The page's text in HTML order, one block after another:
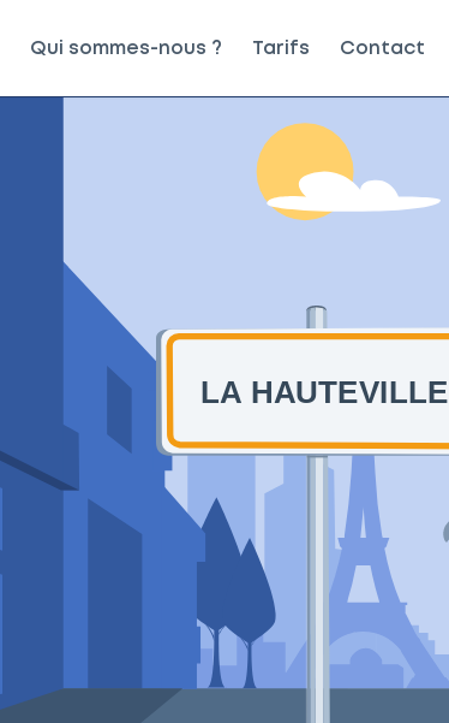
Qui sommes-nous ? Tarifs Contact
LA HAUTEVILLE